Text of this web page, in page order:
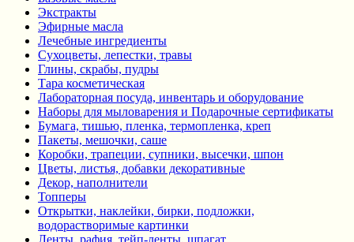
Экстракты
Эфирные масла
Лечебные ингредиенты
Сухоцветы, лепестки, травы
Глины, скрабы, пудры
Тара косметическая
Лабораторная посуда, инвентарь и оборудование
Наборы для мыловарения и Подарочные сертификаты
Бумага, тишью, пленка, термопленка, креп
Пакеты, мешочки, саше
Коробки, трапеции, супники, высечки, шпон
Цветы, листья, добавки декоративные
Декор, наполнители
Топперы
Открытки, наклейки, бирки, подложки,
водорастворимые картинки